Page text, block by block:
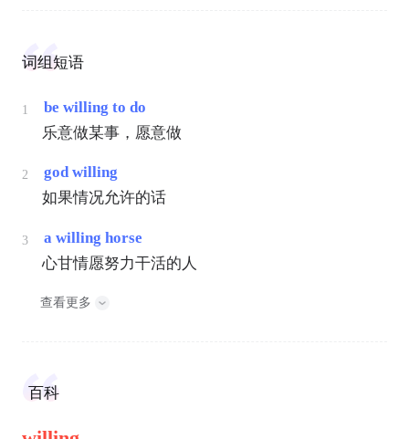
词组短语
1
be willing to do
乐意做某事，愿意做
2
god willing
如果情况允许的话
3
a willing horse
心甘情愿努力干活的人
查看更多
百科